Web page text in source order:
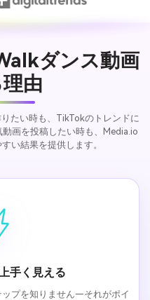
ダンス動画
由
りたい時も、TikTokのトレンドに
画を投稿したい時も、Media.io
い結果を提供します。
手く見える
ップを知りません—それがポイ